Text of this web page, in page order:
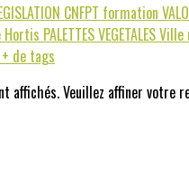
CNFPT formation
Hortis PALETTES VEGETALESVille
+ de tags
affichés. Veuillez affiner votre